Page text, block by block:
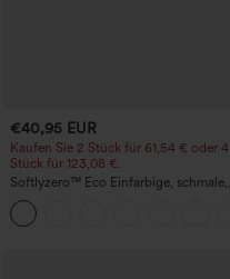
€40,95 EUR
Kaufen Sie 2 Stück für 61,54 € oder 4
Stück für 123,08 €.
Softlyzero™ Eco Einfarbige, schmale,
hoch taillierte Wanderhose mit
mehreren Taschen